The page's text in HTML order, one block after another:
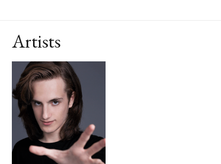
Artists